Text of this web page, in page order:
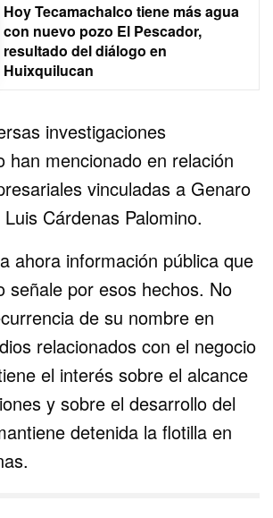
Hoy Tecamachalco tiene más agua
con nuevo pozo El Pescador,
resultado del diálogo en
Huixquilucan
investigaciones
han mencionado en relación
vinculadas a Genaro
Cárdenas Palomino.
ahora información pública que
señale por esos hechos. No
de su nombre en
relacionados con el negocio
el interés sobre el alcance
y sobre el desarrollo del
detenida la flotilla en